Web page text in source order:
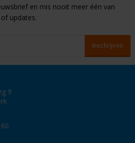
en mis nooit meer één van
updates.
9